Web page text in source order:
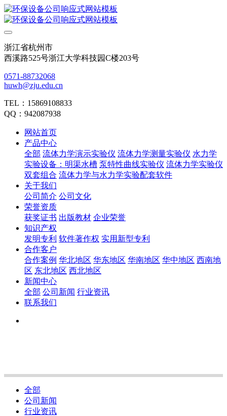
浙江省杭州市
西溪路525号浙江大学科技园C楼203号
0571-88732068
huwh@zju.edu.cn
TEL：15869108833
QQ：942087938
网站首页
产品中心
全部 流体力学演示实验仪 流体力学测量实验仪 水力学
实验设备：明渠水槽 泵特性曲线实验仪 流体力学实验仪
双套组合 流体力学与水力学实验配套软件
关于我们
公司简介 公司文化
荣誉资质
获奖证书 出版教材 企业荣誉
知识产权
发明专利 软件著作权 实用新型专利
合作客户
合作案例 华北地区 华东地区 华南地区 华中地区 西南地
区 东北地区 西北地区
新闻中心
全部 公司新闻 行业资讯
联系我们
全部
公司新闻
行业资讯